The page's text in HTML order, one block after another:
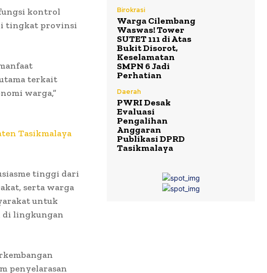
kontrol
tingkat provinsi
terkait
warga,”
Tasikmalaya
tinggi dari
serta warga
untuk
di lingkungan
penyelarasan
Birokrasi
Warga Cilembang
Waswas! Tower
SUTET 111 di Atas
Bukit Disorot,
Keselamatan
SMPN 6 Jadi
Perhatian
Daerah
PWRI Desak
Evaluasi
Pengalihan
Anggaran
Publikasi DPRD
Tasikmalaya